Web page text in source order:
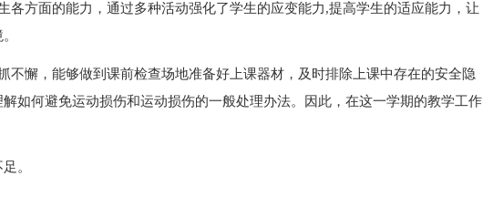
各方面的能力，通过多种活动强化了学生的应变能力,提高学生的适应能力，让
不懈，能够做到课前检查场地准备好上课器材，及时排除上课中存在的安全隐
如何避免运动损伤和运动损伤的一般处理办法。因此，在这一学期的教学工作
。